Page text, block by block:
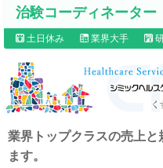
治験コーディネータ
土日休み 業界大手
業界トップクラスの売上と
ます。